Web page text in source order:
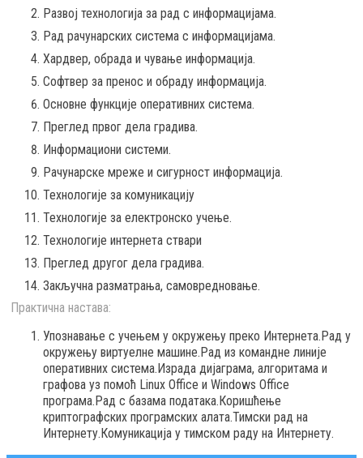
Развој технологија за рад с информацијама.
Рад рачунарских система с информацијама.
Хардвер, обрада и чување информација.
Софтвер за пренос и обраду информација.
Основне функције оперативних система.
Преглед првог дела градива.
Информациони системи.
Рачунарске мреже и сигурност информација.
Технологије за комуникацију
Технологије за електронско учење.
Технологије интернета ствари
Преглед другог дела градива.
Закључна разматрања, самовредновање.
Практична настава:
Упознавање с учењем у окружењу преко Интернета.Рад у
окружењу виртуелне машине.Рад из командне линије
оперативних система.Израда дијаграма, алгоритама и
графова уз помоћ Linux Office и Windows Office
програма.Рад с базама података.Коришћење
криптографских програмских алата.Тимски рад на
Интернету.Комуникациjа у тимском раду на Интернету.